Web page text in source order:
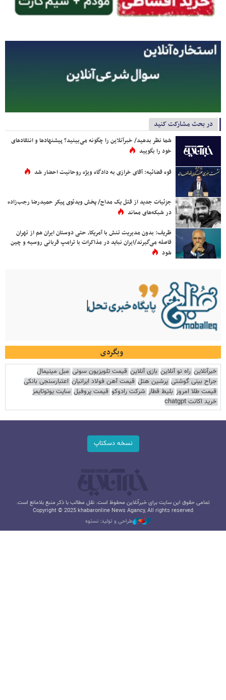
در بحث مشارکت کنید
شما نظر بدهید/ خبرآنلاین را چگونه می‌بینید؟ پیشنهادها و انتقادهای
خود را بگویید
قوه قضائیه: آقای خرازی به دادگاه ویژه روحانیت احضار شد
جزئیات جدید از قتل یک مداح/ پخش ویدئوی پیکر حمیدرضا رجب‌زاده
در شبکه‌های معاند
ظریف: بدون مدیریت تنش با آمریکا، حتی دوستان ایران هم از تهران
فاصله می‌گیرند/ایران نباید در مذاکرات با ترامپ قربانی روسیه و چین
شود
وبگردی
خبرآنلاین راه نو آنلاین بازی آنلاین قیمت تلویزیون سونی مبل مینیمال
جراح بینی گوشتی پرشین هتل قیمت آهن فولاد ایرانیان اعتبارسنجی بانکی
قیمت طلا امروز بلیط قطار شرکت رادوکو قیمت پروفیل سایت یوتوتایمز
خرید اکانت chatgpt
نسخه دسکتاپ
تمامی حقوق این سایت برای خبرآنلاین محفوظ است. نقل مطالب با ذکر منبع بلامانع است.
Copyright © 2025 khabaronline News Agancy, All rights reserved
طراحی و تولید: نستوه